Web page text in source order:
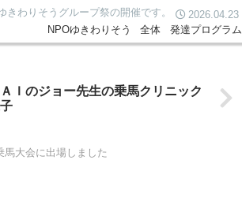
わりそうグループ祭の開催です。
2026.04.23
NPOゆきわりそう
全体 発達プログラム
ＡＩのジョー先生の乗馬クリニック
大会に出場しました